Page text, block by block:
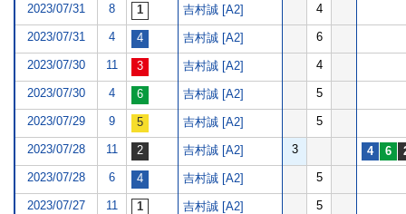
2023/07/31 8 吉村誠 [A2] 4
2023/07/31 4 吉村誠 [A2] 6
2023/07/30 11 吉村誠 [A2] 4
2023/07/30 4 吉村誠 [A2] 5
2023/07/29 9 吉村誠 [A2] 5
2023/07/28 11 吉村誠 [A2] 3
2023/07/28 6 吉村誠 [A2] 5
2023/07/27 11 吉村誠 [A2] 5